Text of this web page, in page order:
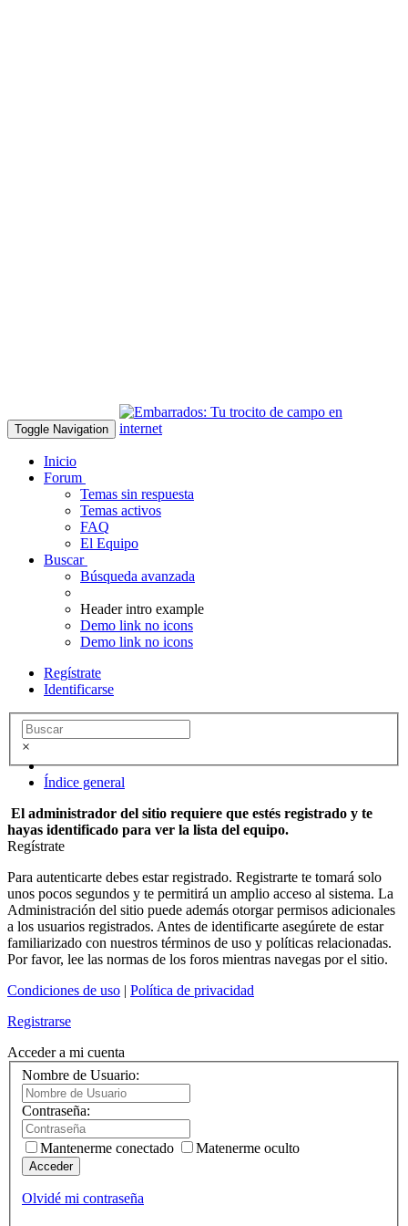
Toggle Navigation
Inicio
Forum
Temas sin respuesta
Temas activos
FAQ
El Equipo
Buscar
Búsqueda avanzada
Header intro example
Demo link no icons
Demo link no icons
Regístrate
Identificarse
×
Índice general
El administrador del sitio requiere que estés registrado y te
hayas identificado para ver la lista del equipo.
Regístrate
Para autenticarte debes estar registrado. Registrarte te tomará solo
unos pocos segundos y te permitirá un amplio acceso al sistema. La
Administración del sitio puede además otorgar permisos adicionales
a los usuarios registrados. Antes de identificarte asegúrete de estar
familiarizado con nuestros términos de uso y políticas relacionadas.
Por favor, lee las normas de los foros mientras navegas por el sitio.
Condiciones de uso | Política de privacidad
Registrarse
Acceder a mi cuenta
Nombre de Usuario:
Contraseña:
Mantenerme conectado Matenerme oculto
Acceder
Olvidé mi contraseña